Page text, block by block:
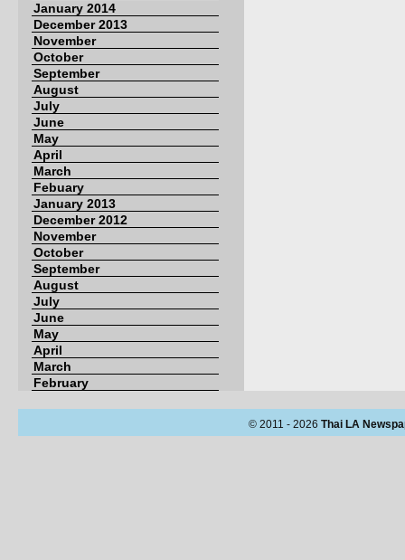
January 2014
December 2013
November
October
September
August
July
June
May
April
March
Febuary
January 2013
December 2012
November
October
September
August
July
June
May
April
March
February
© 2011 - 2026 Thai LA